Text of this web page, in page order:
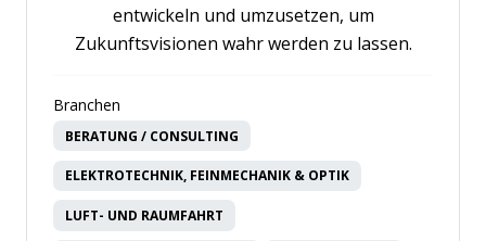
entwickeln und umzusetzen, um
Zukunftsvisionen wahr werden zu lassen.
Branchen
BERATUNG / CONSULTING
ELEKTROTECHNIK, FEINMECHANIK & OPTIK
LUFT- UND RAUMFAHRT